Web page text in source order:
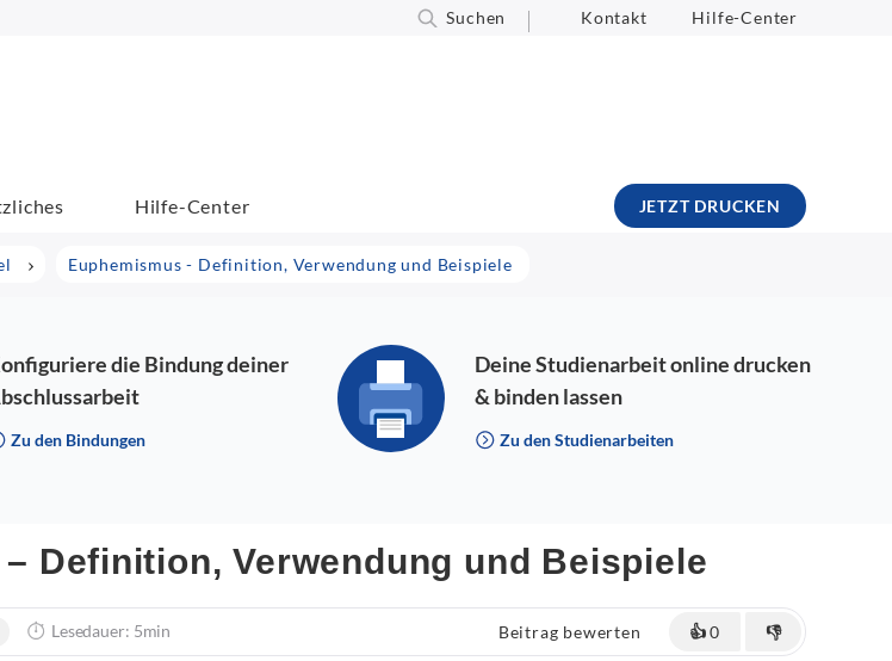
Suchen Kontakt Hilfe-Center
Hilfe-Center JETZT DRUCKEN
Euphemismus - Definition, Verwendung und Beispiele
die Bindung deiner
Zu den Bindungen
Deine Studienarbeit online drucken
& binden lassen
Zu den Studienarbeiten
Definition, Verwendung und Beispiele
Lesedauer: 5min Beitrag bewerten 👍0 👎